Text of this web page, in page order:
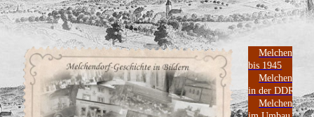
Melchendorf
bis 1945
Melchendorf
in der DDR
Melchendorf